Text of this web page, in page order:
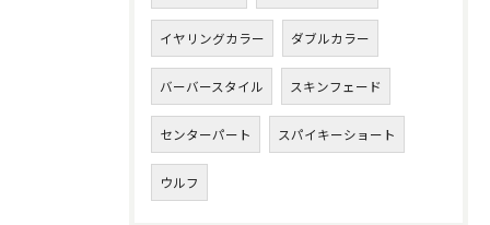
イヤリングカラー ダブルカラー
バーバースタイル スキンフェード
センターパート スパイキーショート
ウルフ